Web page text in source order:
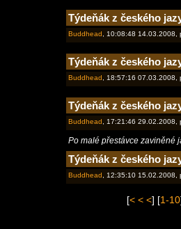
Týdeňák z českého
Buddhead , 10:08:48
Týdeňák z českého
Buddhead , 18:57:16
Týdeňák z českého
Buddhead , 17:21:46
Po malé přestávce zaviněné
Týdeňák z českého
Buddhead , 12:35:10
[< < <] [1-10